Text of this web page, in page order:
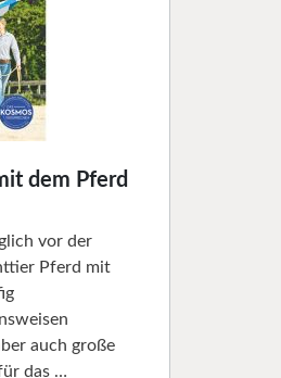
dem Pferd
vor der
Pferd mit
auch große
das …